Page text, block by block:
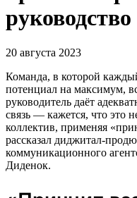
20 августа 2023
Команда, в которой
потенциал на максимум,
руководитель даёт
связь — кажется, что это
коллектив, применяя
рассказал диджитал-
коммуникационного
Диденок.